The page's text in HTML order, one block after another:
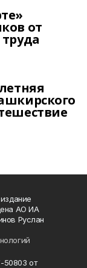
от
АО ИА
Руслан
от